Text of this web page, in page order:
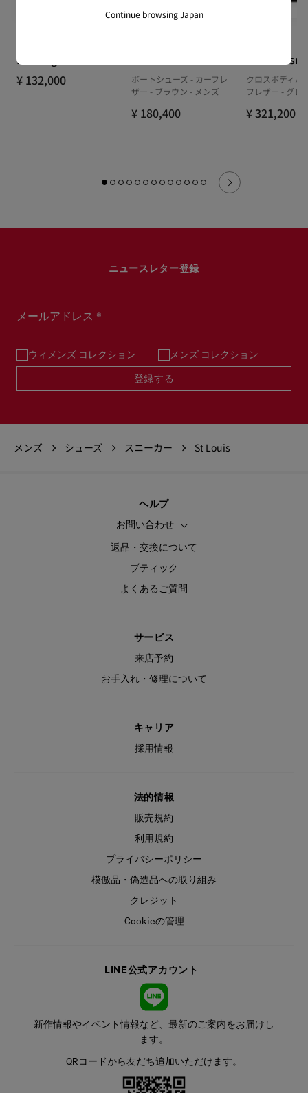
Nostalgic
¥ 132,000
ボートシューズ - カーフレ
ザー - ブラウン - メンズ
¥ 180,400
Tactical
クロスボディバ
フレザー - グレ
¥ 321,200
ニュースレター登録
メールアドレス＊
ウィメンズ コレクション メンズ コレクション
登録する
メンズ シューズ スニーカー St Louis
ヘルプ
お問い合わせ
返品・交換について
ブティック
よくあるご質問
サービス
来店予約
お手入れ・修理について
キャリア
採用情報
法的情報
販売規約
利用規約
プライバシーポリシー
模倣品・偽造品への取り組み
クレジット
Cookieの管理
LINE公式アカウント
新作情報やイベント情報など、最新のご案内をお届けし
ます。
QRコードから友だち追加いただけます。
Continue browsing Japan